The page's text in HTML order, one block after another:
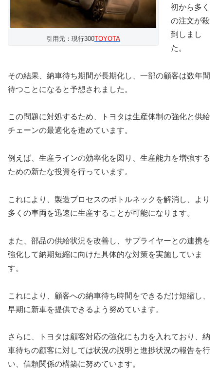
引用元：現行300TOYOTA
初から多く
の注文が殺
到しまし
た。
その結果、納車待ち期間が長期化し、一部の顧客は数年間
待つことになると予想されました。
この問題に対処するため、トヨタは生産体制の強化と供給
チェーンの最適化を進めています。
例えば、生産ラインの効率化を図り、生産能力を増強する
ための新たな投資を行っています。
これにより、製造プロセスのボトルネックを解消し、より
多くの車両を迅速に生産することが可能になります。
また、部品の供給状況を改善し、サプライヤーとの連携を
強化して納期短縮に向けた具体的な対策を実施していま
す。
これにより、顧客への納車待ち時間をできるだけ短縮し、
早期に新車を提供できるよう努めています。
さらに、トヨタは顧客対応の強化にも力を入れており、納
車待ちの顧客に対しては状況の説明と進捗状況の報告を行
い、信頼関係の構築に努めています。